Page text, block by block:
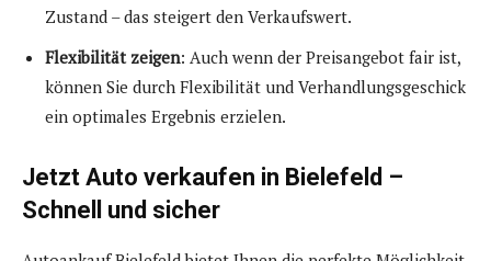
Zustand – das steigert den Verkaufswert.
Flexibilität zeigen: Auch wenn der Preisangebot fair ist,
können Sie durch Flexibilität und Verhandlungsgeschick
ein optimales Ergebnis erzielen.
Jetzt Auto verkaufen in Bielefeld –
Schnell und sicher